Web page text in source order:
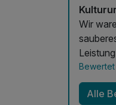
Wir
Alle